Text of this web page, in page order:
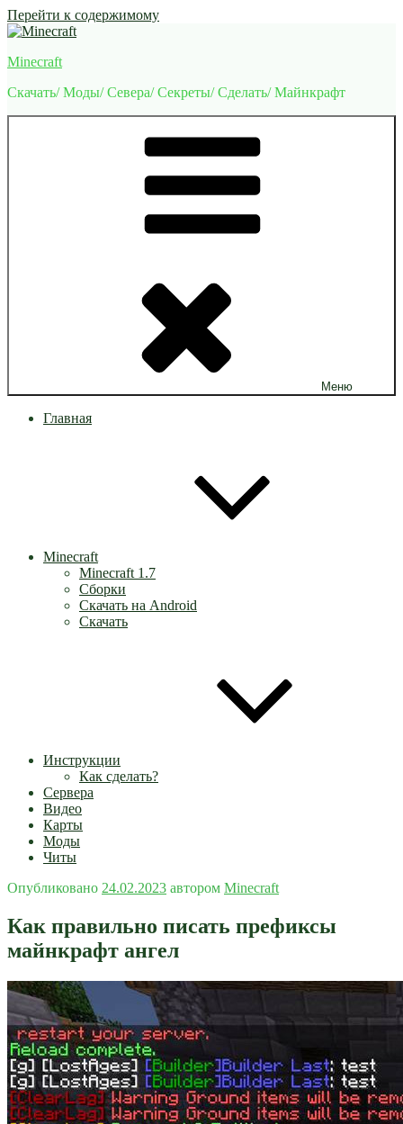
Перейти к содержимому
Minecraft
Скачать/ Моды/ Севера/ Секреты/ Сделать/ Майнкрафт
Меню
Главная
Minecraft
Minecraft 1.7
Сборки
Скачать на Android
Скачать
Инструкции
Как сделать?
Сервера
Видео
Карты
Моды
Читы
Опубликовано 24.02.2023 автором Minecraft
Как правильно писать префиксы
майнкрафт ангел